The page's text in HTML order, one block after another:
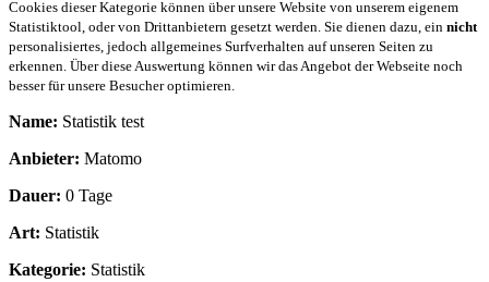
Cookies dieser Kategorie können über unsere Website von unserem eigenem
Statistiktool, oder von Drittanbietern gesetzt werden. Sie dienen dazu, ein nicht
personalisiertes, jedoch allgemeines Surfverhalten auf unseren Seiten zu
erkennen. Über diese Auswertung können wir das Angebot der Webseite noch
besser für unsere Besucher optimieren.
Name: Statistik test
Anbieter: Matomo
Dauer: 0 Tage
Art: Statistik
Kategorie: Statistik